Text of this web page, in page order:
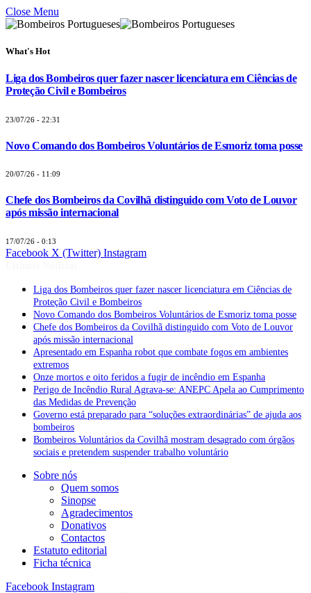
Close Menu
What's Hot
Liga dos Bombeiros quer fazer nascer licenciatura em Ciências de
Proteção Civil e Bombeiros
23/07/26 - 22:31
Novo Comando dos Bombeiros Voluntários de Esmoriz toma posse
20/07/26 - 11:09
Chefe dos Bombeiros da Covilhã distinguido com Voto de Louvor
após missão internacional
17/07/26 - 0:13
Facebook X (Twitter) Instagram
Liga dos Bombeiros quer fazer nascer licenciatura em Ciências de
Proteção Civil e Bombeiros
Novo Comando dos Bombeiros Voluntários de Esmoriz toma posse
Chefe dos Bombeiros da Covilhã distinguido com Voto de Louvor
após missão internacional
Apresentado em Espanha robot que combate fogos em ambientes
extremos
Onze mortos e oito feridos a fugir de incêndio em Espanha
Perigo de Incêndio Rural Agrava-se: ANEPC Apela ao Cumprimento
das Medidas de Prevenção
Governo está preparado para “soluções extraordinárias” de ajuda aos
bombeiros
Bombeiros Voluntários da Covilhã mostram desagrado com órgãos
sociais e pretendem suspender trabalho voluntário
Sobre nós
Quem somos
Sinopse
Agradecimentos
Donativos
Contactos
Estatuto editorial
Ficha técnica
Facebook Instagram